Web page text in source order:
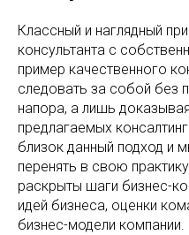
Классный и наглядный
консультанта с
пример качественного
следовать за собой без
напора, а лишь
предлагаемых
близок данный подход и
перенять в свою
раскрыты шаги бизнес-
идей бизнеса, оценки
бизнес-модели компании.